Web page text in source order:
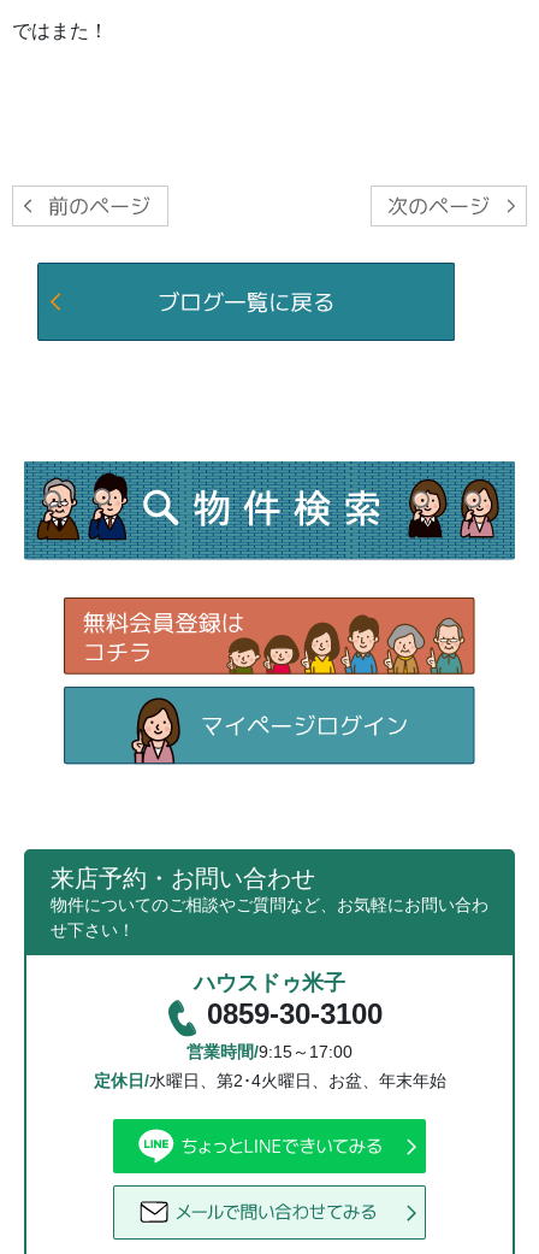
ではまた！
来店予約・お問い合わせ
物件についてのご相談やご質問など、お気軽にお問い合わ
せ下さい！
ハウスドゥ米子
0859-30-3100
営業時間/9:15～17:00
定休日/水曜日、第2･4火曜日、お盆、年末年始